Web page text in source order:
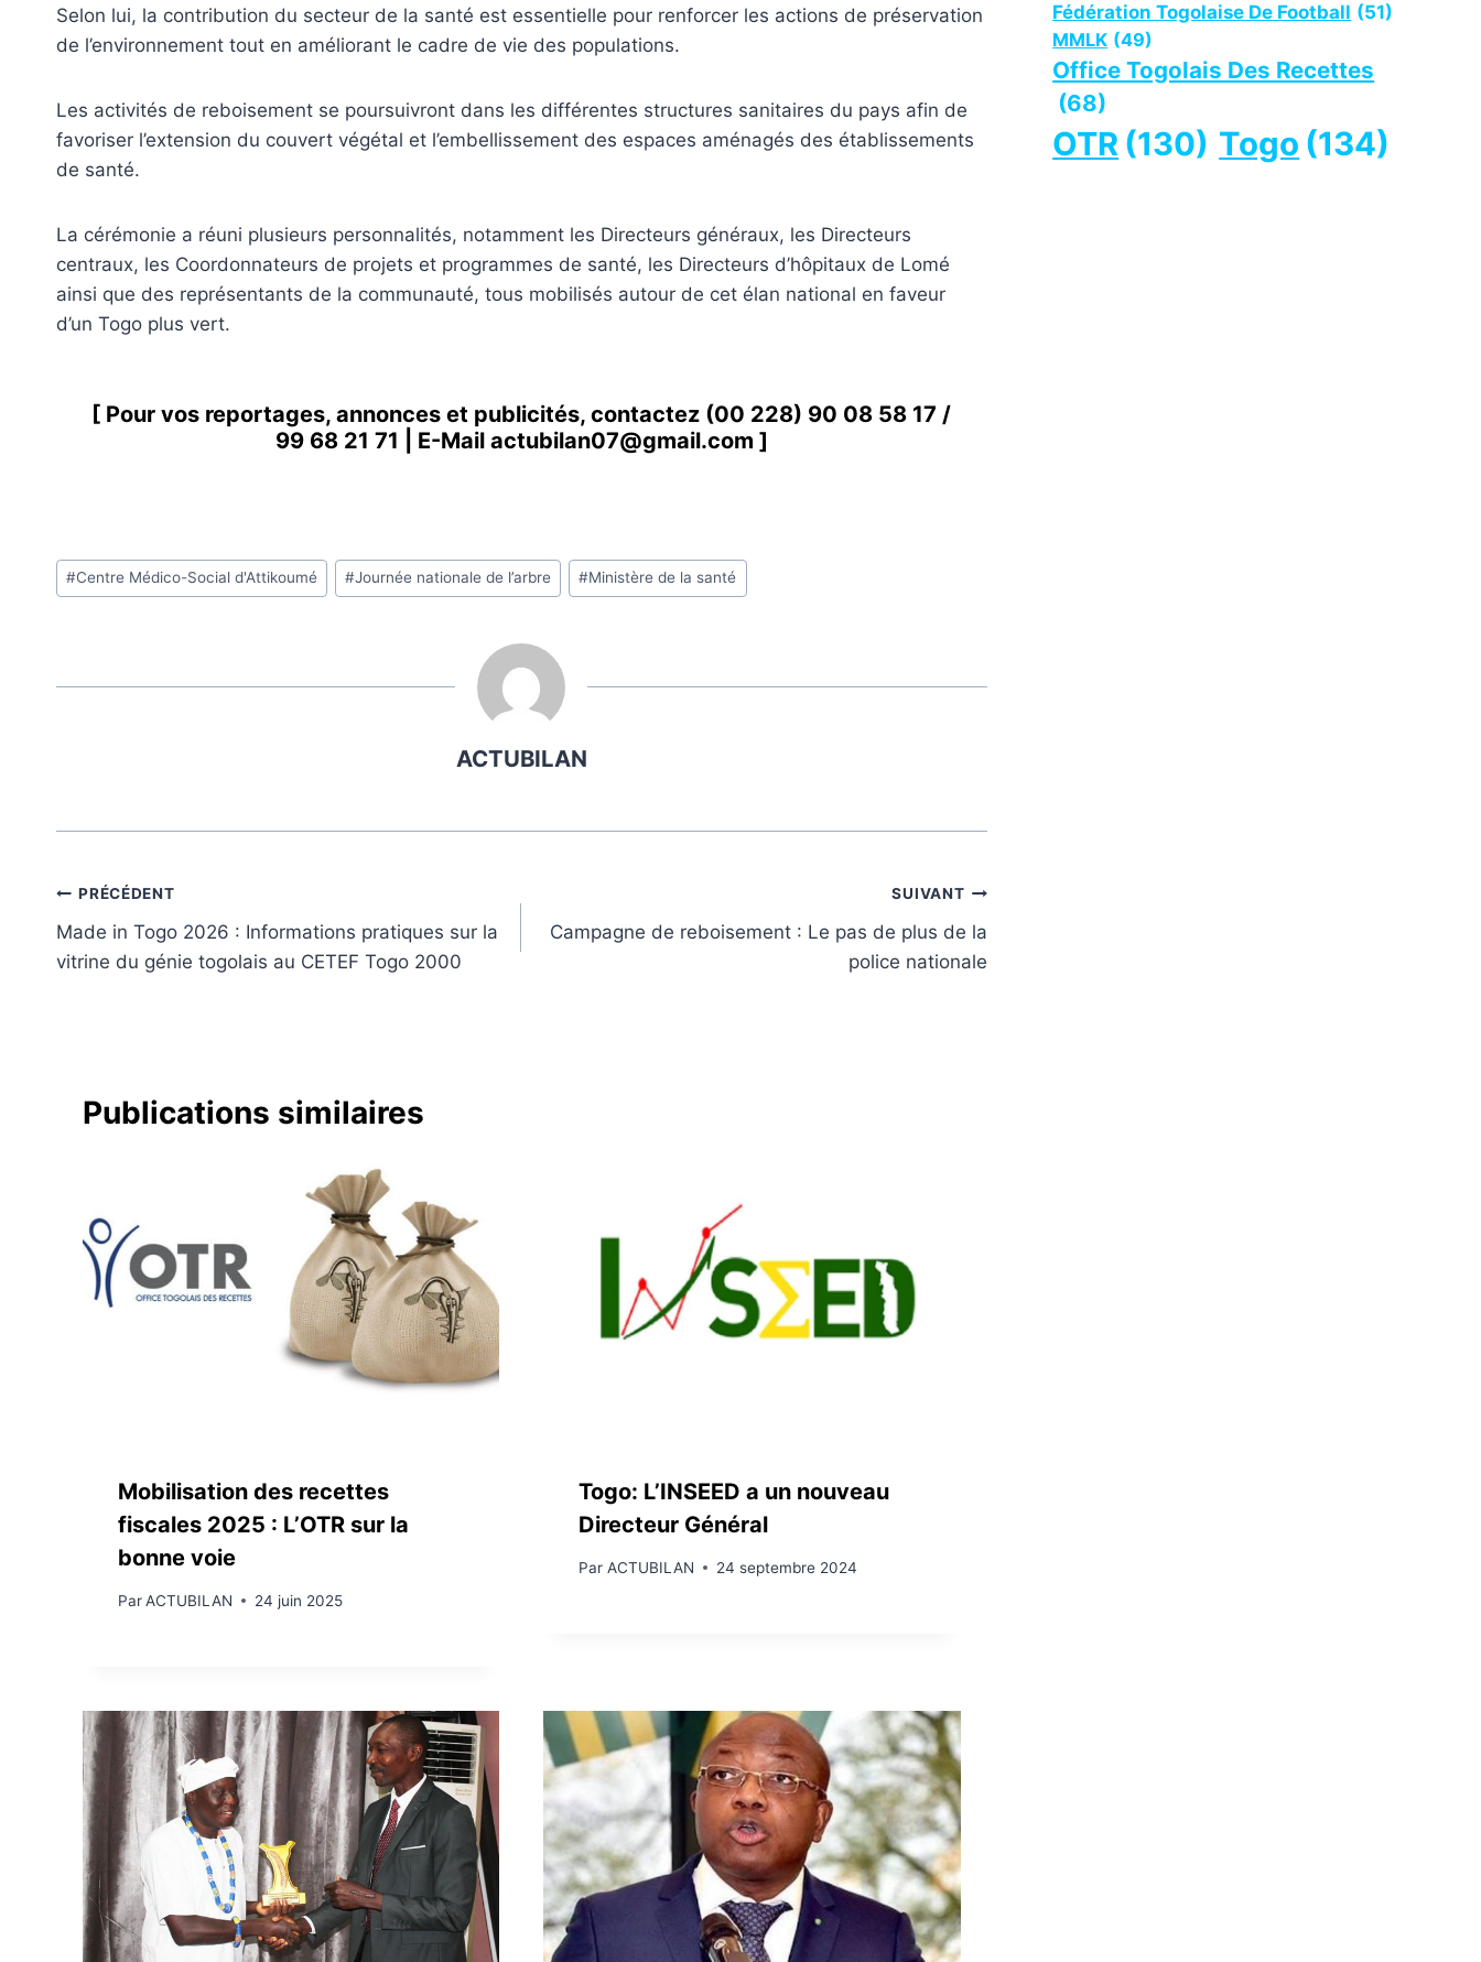
Selon lui, la contribution du secteur de la santé est essentielle pour renforcer les actions de préservation
de l’environnement tout en améliorant le cadre de vie des populations.
Les activités de reboisement se poursuivront dans les différentes structures sanitaires du pays afin de
favoriser l’extension du couvert végétal et l’embellissement des espaces aménagés des établissements
de santé.
La cérémonie a réuni plusieurs personnalités, notamment les Directeurs généraux, les Directeurs
centraux, les Coordonnateurs de projets et programmes de santé, les Directeurs d’hôpitaux de Lomé
ainsi que des représentants de la communauté, tous mobilisés autour de cet élan national en faveur
d’un Togo plus vert.
[ Pour vos reportages, annonces et publicités, contactez (00 228) 90 08 58 17 /
99 68 21 71 | E-Mail actubilan07@gmail.com ]
Étiquettes
de
#Centre Médico-Social d'Attikoumé #Journée nationale de l’arbre #Ministère de la santé
ACTUBILAN
Navigation
de
PRÉCÉDENT
Made in Togo 2026 : Informations pratiques sur la
vitrine du génie togolais au CETEF Togo 2000
SUIVANT
Campagne de reboisement : Le pas de plus de la
police nationale
Publications similaires
Mobilisation des recettes
fiscales 2025 : L’OTR sur la
bonne voie
ParACTUBILAN 24 juin 2025
Togo: L’INSEED a un nouveau
Directeur Général
Par ACTUBILAN 24 septembre 2024
Fédération Togolaise De Football (51)
MMLK (49)
Office Togolais Des Recettes
(68)
OTR (130) Togo (134)